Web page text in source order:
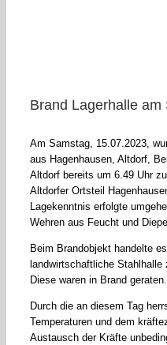
Brand Lagerhalle
Am Samstag, 15.07.2023,
aus Hagenhausen, Altdorf,
Altdorf bereits um 6.49 Uhr
Altdorfer Ortsteil
Lagekenntnis erfolgte
Wehren aus Feucht und
Beim Brandobjekt handelte
landwirtschaftliche Stahlhalle
Diese waren in Brand geraten.
Durch die an diesem Tag
Temperaturen und dem
Austausch der Kräfte